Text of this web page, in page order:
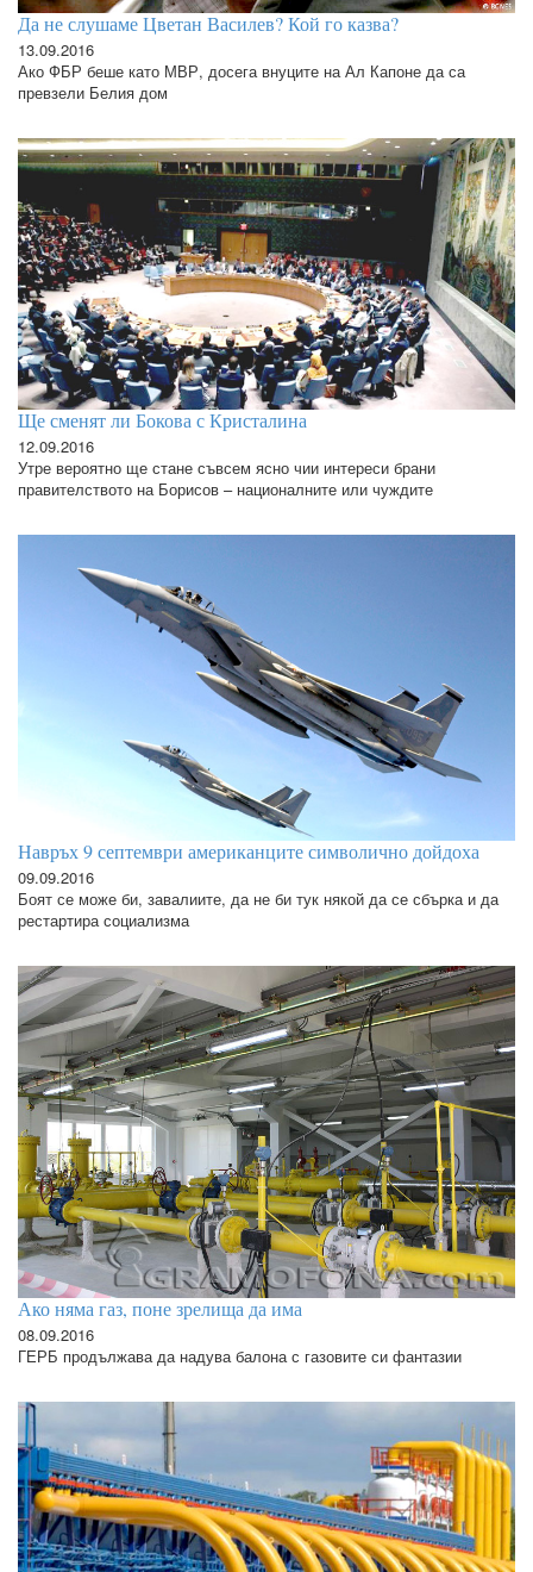
Да не слушаме Цветан Василев? Кой го казва?
13.09.2016
Ако ФБР беше като МВР, досега внуците на Ал Капоне да са
превзели Белия дом
Ще сменят ли Бокова с Кристалина
12.09.2016
Утре вероятно ще стане съвсем ясно чии интереси брани
правителството на Борисов – националните или чуждите
Навръх 9 септември американците символично дойдоха
09.09.2016
Боят се може би, завалиите, да не би тук някой да се сбърка и да
рестартира социализма
Ако няма газ, поне зрелища да има
08.09.2016
ГЕРБ продължава да надува балона с газовите си фантазии